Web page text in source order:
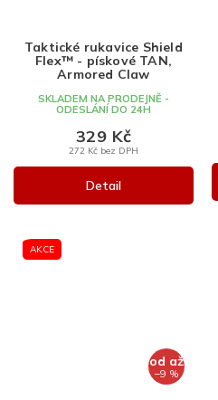
Taktické rukavice Shield
Flex™ - pískové TAN,
Armored Claw
SKLADEM NA PRODEJNĚ -
ODESLÁNÍ DO 24H
272 Kč bez DPH
329 Kč
Detail
AKCE
od až
–9 %